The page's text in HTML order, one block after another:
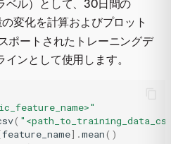
ベル）として、30日間の
変化を計算およびプロット
ポートされたトレーニングデ
ンとして使用します。
(
feature_name] .mean()